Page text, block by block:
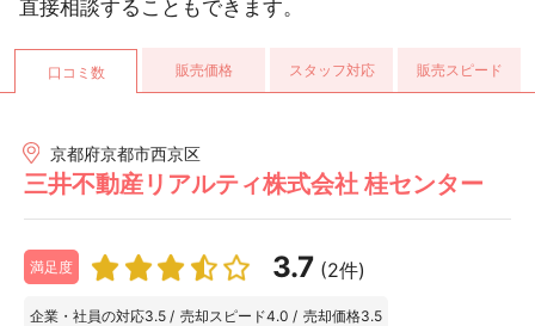
直接相談することもできます。
口コミ数 販売価格 スタッフ対応 販売スピード
京都府京都市西京区
三井不動産リアルティ株式会社 桂センター
満足度 3.7 (2件)
企業・社員の対応3.5 / 売却スピード4.0 / 売却価格3.5